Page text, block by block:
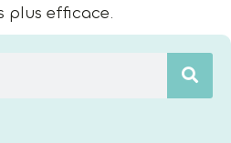
plus efficace.